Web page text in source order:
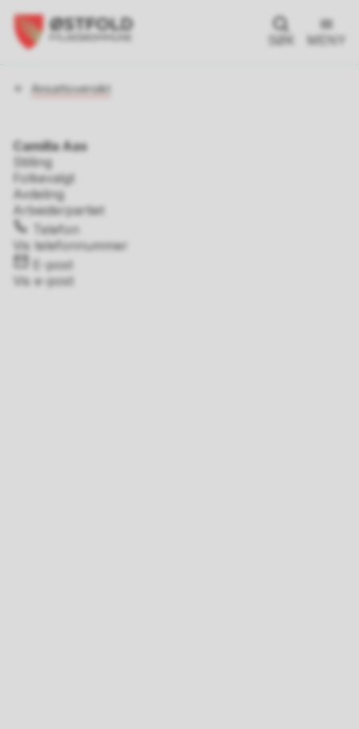
SØK MENY
Du
Ansattoversikt
Camilla Aas
Stilling
Folkevalgt
Avdeling
Arbeiderpartiet
Telefon
Vis telefonnummer
E-post
Vis e-post